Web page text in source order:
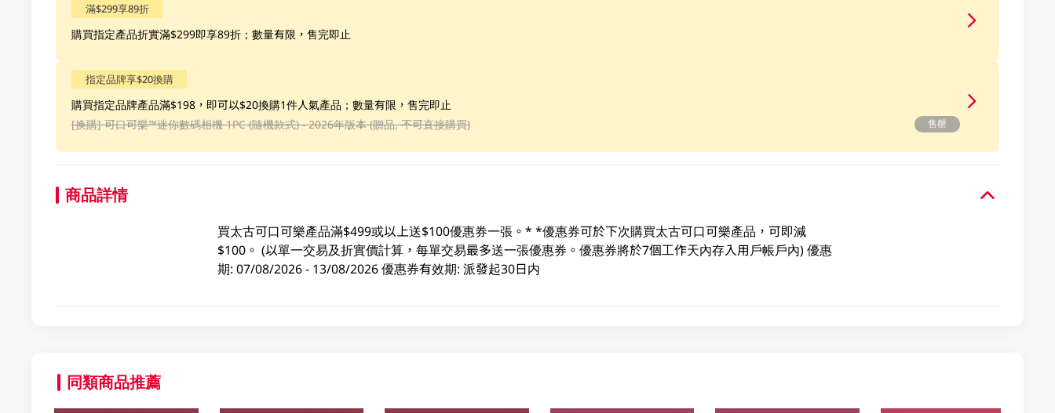
滿$299享89折
購買指定產品折實滿$299即享89折；數量有限，售完即止
指定品牌享$20換購
購買指定品牌產品滿$198，即可以$20換購1件人氣產品；數量有限，售完即止
[换購] 可口可樂™️迷你數碼相機 1PC (隨機款式) - 2026年版本 (贈品, 不可直接購買) 售罄
商品詳情
買太古可口可樂產品滿$499或以上送$100優惠券一張。* *優惠券可於下次購買太古可口可樂產品，可即減
$100。 (以單一交易及折實價計算，每單交易最多送一張優惠券。優惠券將於7個工作天內存入用戶帳戶內) 優惠
期: 07/08/2026 - 13/08/2026 優惠券有效期: 派發起30日内
同類商品推薦